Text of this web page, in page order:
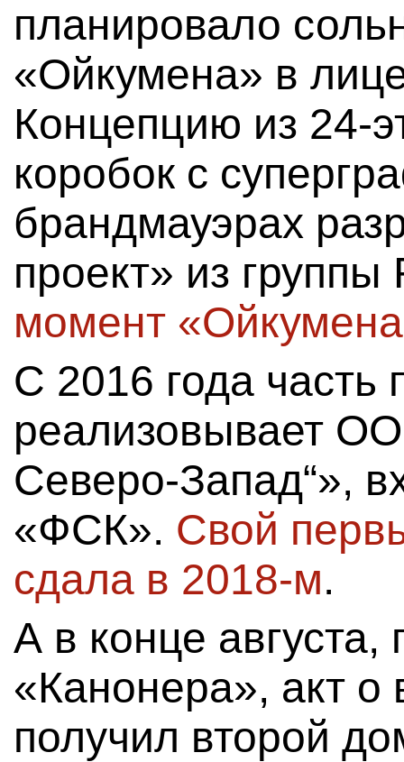
планировало
«Ойкумена» в
Концепцию из 24-
коробок с
брандмауэрах
проект» из
момент
С 2016 года часть
реализовывает
Северо-Запад“»,
«ФСК». Свой
сдала в 2018-м.
А в конце
«Канонера», акт о
получил второй